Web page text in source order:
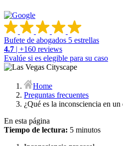
Bufete de abogados 5 estrellas
4.7 | +160 reviews
Evalúe si es elegible para su caso
Home
Preguntas frecuentes
¿Qué es la inconsciencia en un
En esta página
Tiempo de lectura: 5 minutos